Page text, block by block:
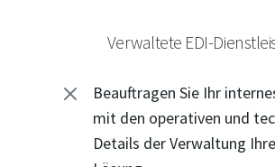
Verwaltete EDI-
M
Beauftragen Sie Ihr
mit den operativen und
Details der Verwaltung